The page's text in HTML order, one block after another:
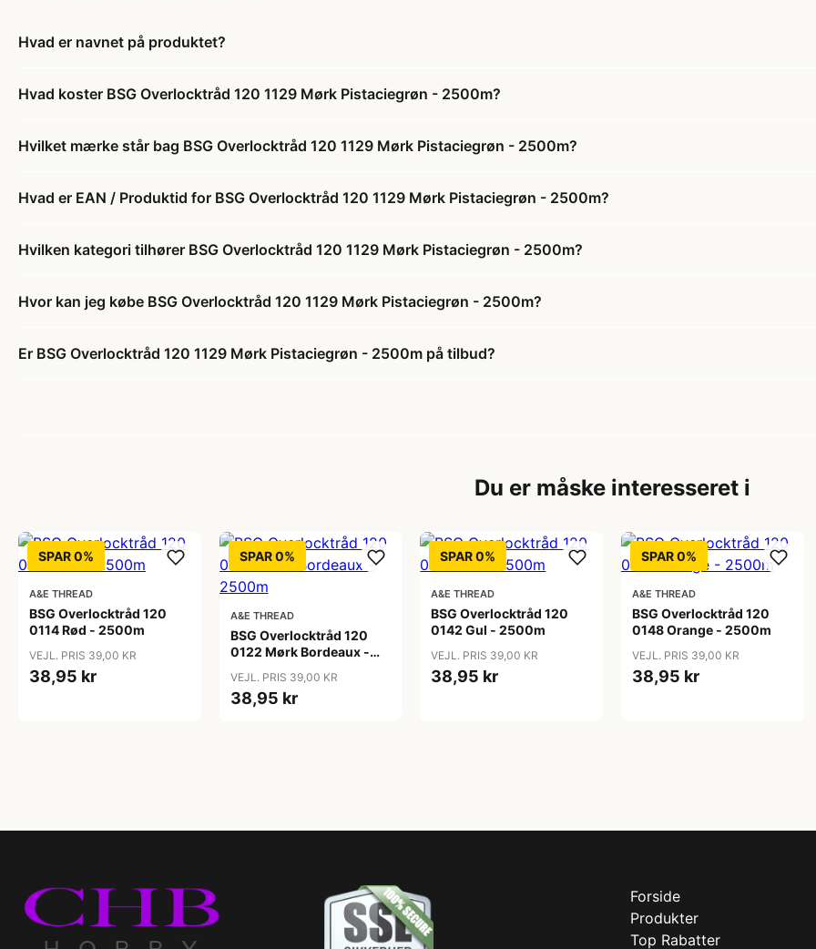
Hvad er navnet på produktet?
Hvad koster BSG Overlocktråd 120 1129 Mørk Pistaciegrøn - 2500m?
Hvilket mærke står bag BSG Overlocktråd 120 1129 Mørk Pistaciegrøn - 2500m?
Hvad er EAN / Produktid for BSG Overlocktråd 120 1129 Mørk Pistaciegrøn - 2500m?
Hvilken kategori tilhører BSG Overlocktråd 120 1129 Mørk Pistaciegrøn - 2500m?
Hvor kan jeg købe BSG Overlocktråd 120 1129 Mørk Pistaciegrøn - 2500m?
Er BSG Overlocktråd 120 1129 Mørk Pistaciegrøn - 2500m på tilbud?
Du er måske interesseret i
SPAR 0%
A&E THREAD
BSG Overlocktråd 120
0114 Rød - 2500m
VEJL. PRIS 39,00 KR
38,95 kr
SPAR 0%
A&E THREAD
BSG Overlocktråd 120
0122 Mørk Bordeaux -
VEJL. PRIS 39,00 KR
38,95 kr
SPAR 0%
A&E THREAD
BSG Overlocktråd 120
0142 Gul - 2500m
VEJL. PRIS 39,00 KR
38,95 kr
SPAR 0%
A&E THREAD
BSG Overlocktråd 120
0148 Orange - 2500m
VEJL. PRIS 39,00 KR
38,95 kr
Forside
Produkter
Top Rabatter